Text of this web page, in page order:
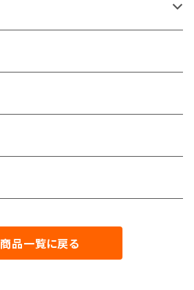
商品一覧に戻る